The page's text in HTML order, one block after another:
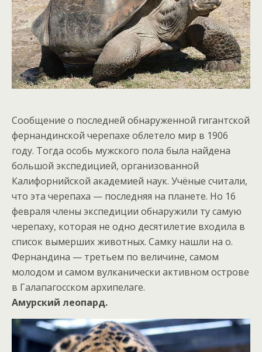
Сообщение о последней обнаруженной гигантской
фернандинской черепахе облетело мир в 1906
году. Тогда особь мужского пола была найдена
большой экспедицией, организованной
Калифорнийской академией наук. Учёные считали,
что эта черепаха — последняя на планете. Но 16
февраля члены экспедиции обнаружили ту самую
черепаху, которая не одно десятилетие входила в
список вымерших животных. Самку нашли на о.
Фернандина — третьем по величине, самом
молодом и самом вулканически активном острове
в Галапагосском архипелаге.
Амурский леопард.